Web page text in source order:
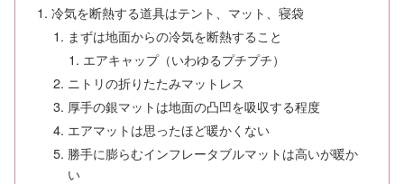
冷気を断熱する道具はテント、マット、寝袋
まずは地面からの冷気を断熱すること
エアキャップ（いわゆるプチプチ）
ニトリの折りたたみマットレス
厚手の銀マットは地面の凸凹を吸収する程度
エアマットは思ったほど暖かくない
勝手に膨らむインフレータブルマットは高いが暖か
い